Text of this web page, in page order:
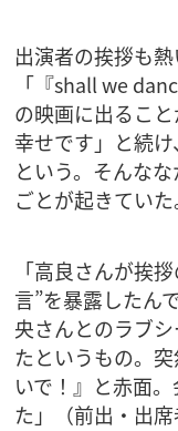
出演者の挨拶も
「『shall we
の映画に出るこ
幸せです」と続
という。そんな
ごとが起きていた
「高良さんが挨
言”を暴露したん
央さんとのラブ
たというもの。
いで！』と赤面
た」（前出・出席